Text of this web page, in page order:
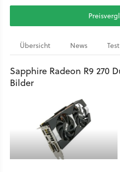
Übersicht News Test
Sapphire Radeon R9 270
Bilder